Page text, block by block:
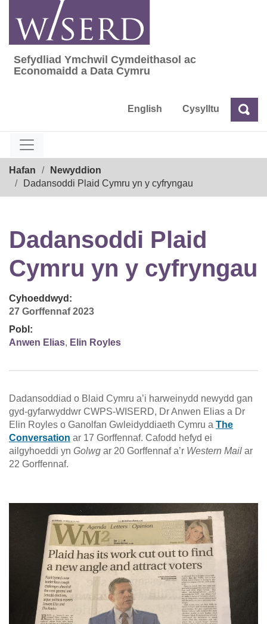
content
Sefydliad Ymchwil Cymdeithasol ac
Sefydliad Ymchwil Cymdeithasol ac
Economaidd a Data Cymru
English Cysylltu Chwilio
Hafan
Newyddion
Dadansoddi Plaid Cymru yn y cyfryngau
Dadansoddi Plaid
Cymru yn y cyfryngau
Cyhoeddwyd:
27 Gorffennaf 2023
Pobl:
Anwen Elias, Elin Royles
Dadansoddiad o Blaid Cymru a’i harweinydd newydd gan
gyd-gyfarwyddwr CWPS-WISERD, Dr Anwen Elias a Dr
Elin Royles o Ganolfan Gwleidyddiaeth Cymru a The
Conversation ar 17 Gorffennaf. Cafodd hefyd ei
ailgyhoeddi yn Golwg ar 20 Gorffennaf a’r Western Mail ar
22 Gorffennaf.